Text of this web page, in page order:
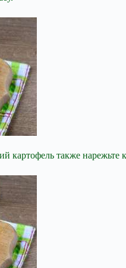
картофель также нарежьте